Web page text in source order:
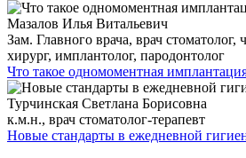
Мазалов Илья Витальевич
Зам. Главного врача, врач стоматолог,
хирург, имплантолог, пародонтолог
Что такое одномоментная
Турчинская Светлана Борисовна
к.м.н., врач стоматолог-терапевт
Новые стандарты в ежедневной